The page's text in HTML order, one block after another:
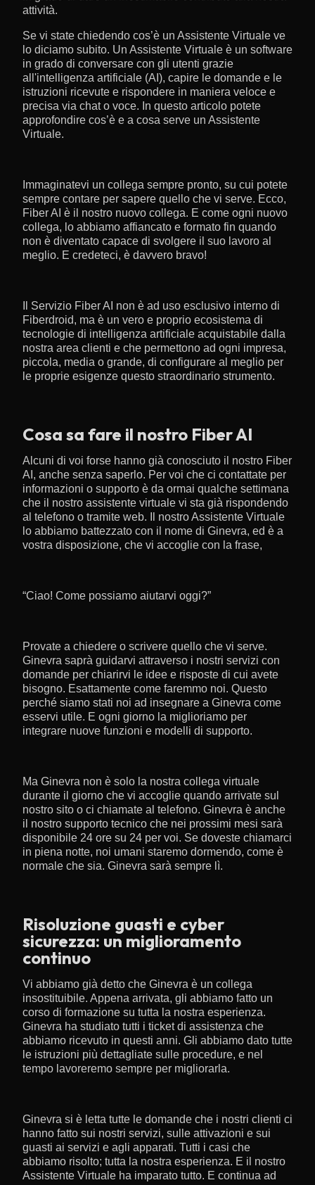
attività.
Se vi state chiedendo cos’è un Assistente Virtuale ve
lo diciamo subito. Un Assistente Virtuale è un software
in grado di conversare con gli utenti grazie
all'intelligenza artificiale (AI), capire le domande e le
istruzioni ricevute e rispondere in maniera veloce e
precisa via chat o voce. In questo articolo potete
approfondire cos’è e a cosa serve un Assistente
Virtuale.
Immaginatevi un collega sempre pronto, su cui potete
sempre contare per sapere quello che vi serve. Ecco,
Fiber AI è il nostro nuovo collega. E come ogni nuovo
collega, lo abbiamo affiancato e formato fin quando
non è diventato capace di svolgere il suo lavoro al
meglio. E credeteci, è davvero bravo!
Il Servizio Fiber AI non è ad uso esclusivo interno di
Fiberdroid, ma è un vero e proprio ecosistema di
tecnologie di intelligenza artificiale acquistabile dalla
nostra area clienti e che permettono ad ogni impresa,
piccola, media o grande, di configurare al meglio per
le proprie esigenze questo straordinario strumento.
Cosa sa fare il nostro Fiber AI
Alcuni di voi forse hanno già conosciuto il nostro Fiber
AI, anche senza saperlo. Per voi che ci contattate per
informazioni o supporto è da ormai qualche settimana
che il nostro assistente virtuale vi sta già rispondendo
al telefono o tramite web. Il nostro Assistente Virtuale
lo abbiamo battezzato con il nome di Ginevra, ed è a
vostra disposizione, che vi accoglie con la frase,
“Ciao! Come possiamo aiutarvi oggi?”
Provate a chiedere o scrivere quello che vi serve.
Ginevra saprà guidarvi attraverso i nostri servizi con
domande per chiarirvi le idee e risposte di cui avete
bisogno. Esattamente come faremmo noi. Questo
perché siamo stati noi ad insegnare a Ginevra come
esservi utile. E ogni giorno la miglioriamo per
integrare nuove funzioni e modelli di supporto.
Ma Ginevra non è solo la nostra collega virtuale
durante il giorno che vi accoglie quando arrivate sul
nostro sito o ci chiamate al telefono. Ginevra è anche
il nostro supporto tecnico che nei prossimi mesi sarà
disponibile 24 ore su 24 per voi. Se doveste chiamarci
in piena notte, noi umani staremo dormendo, come è
normale che sia. Ginevra sarà sempre lì.
Risoluzione guasti e cyber
sicurezza: un miglioramento
continuo
Vi abbiamo già detto che Ginevra è un collega
insostituibile. Appena arrivata, gli abbiamo fatto un
corso di formazione su tutta la nostra esperienza.
Ginevra ha studiato tutti i ticket di assistenza che
abbiamo ricevuto in questi anni. Gli abbiamo dato tutte
le istruzioni più dettagliate sulle procedure, e nel
tempo lavoreremo sempre per migliorarla.
Ginevra si è letta tutte le domande che i nostri clienti ci
hanno fatto sui nostri servizi, sulle attivazioni e sui
guasti ai servizi e agli apparati. Tutti i casi che
abbiamo risolto; tutta la nostra esperienza. E il nostro
Assistente Virtuale ha imparato tutto. E continua ad